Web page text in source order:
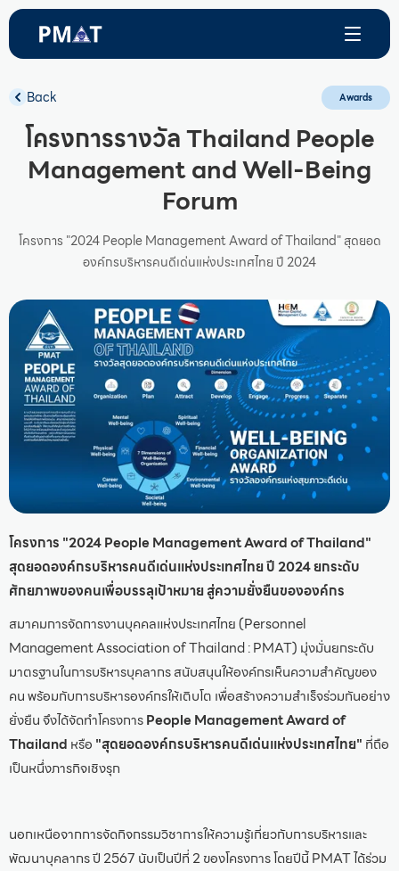
Back Awards
โครงการรางวัล Thailand People
Management and Well-Being
Forum
โครงการ "2024 People Management Award of Thailand" สุดยอด
องค์กรบริหารคนดีเด่นแห่งประเทศไทย ปี 2024
โครงการ "2024 People Management Award of Thailand"
สุดยอดองค์กรบริหารคนดีเด่นแห่งประเทศไทย ปี 2024 ยกระดับ
ศักยภาพของคนเพื่อบรรลุเป้าหมาย สู่ความยั่งยืนขององค์กร
สมาคมการจัดการงานบุคคลแห่งประเทศไทย (Personnel
Management Association of Thailand : PMAT) มุ่งมั่นยกระดับ
มาตรฐานในการบริหารบุคลากร สนับสนุนให้องค์กรเห็นความสำคัญของ
คน พร้อมกับการบริหารองค์กรให้เติบโต เพื่อสร้างความสำเร็จร่วมกันอย่าง
ยั่งยืน จึงได้จัดทำโครงการPeople Management Award of
Thailand หรือ "สุดยอดองค์กรบริหารคนดีเด่นแห่งประเทศไทย" ที่ถือ
เป็นหนึ่งภารกิจเชิงรุก
นอกเหนือจากการจัดกิจกรรมวิชาการให้ความรู้เกี่ยวกับการบริหารและ
พัฒนาบุคลากร ปี 2567 นับเป็นปีที่ 2 ของโครงการ โดยปีนี้ PMAT ได้ร่วม